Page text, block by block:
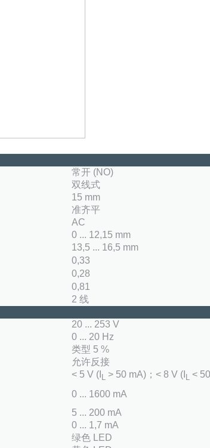
常开 (NO)
双线式
15 mm
准齐平
AC
0 ... 12,15 mm
13,5 ... 16,5 mm
0,33
0,28
0,81
2 线
20 ... 253 V
0 ... 20 Hz
类型 5 %
允许反接
< 5 V (I L > 50 mA)；< 8 V (I L <
0 ... 1600 mA
5 ... 200 mA
0 ... 1,7 mA
绿色 LED